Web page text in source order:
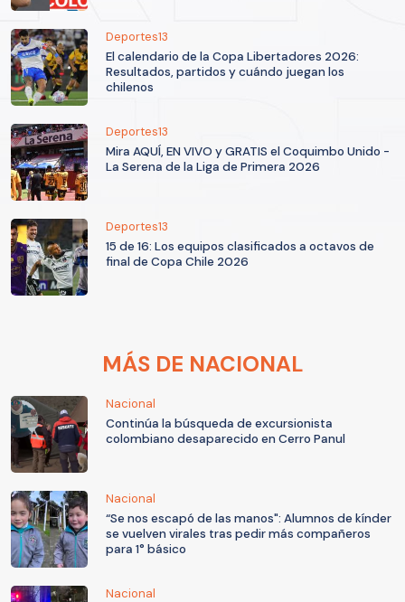
Deportes13
El calendario de la Copa Libertadores 2026:
Resultados, partidos y cuándo juegan los
chilenos
Deportes13
Mira AQUÍ, EN VIVO y GRATIS el Coquimbo Unido -
La Serena de la Liga de Primera 2026
Deportes13
15 de 16: Los equipos clasificados a octavos de
final de Copa Chile 2026
MÁS DE NACIONAL
Nacional
Continúa la búsqueda de excursionista
colombiano desaparecido en Cerro Panul
Nacional
“Se nos escapó de las manos": Alumnos de kínder
se vuelven virales tras pedir más compañeros
para 1° básico
Nacional